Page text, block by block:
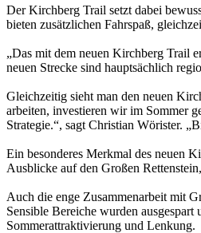
Der Kirchberg Trail setzt dabei
bieten zusätzlichen Fahrspaß,
„Das mit dem neuen Kirchberg Trail
neuen Strecke sind hauptsächlich
Gleichzeitig sieht man den neuen
arbeiten, investieren wir im Sommer
Strategie.“, sagt Christian Wörister.
Ein besonderes Merkmal des neuen
Ausblicke auf den Großen
Auch die enge Zusammenarbeit mit
Sensible Bereiche wurden
Sommerattraktivierung und Lenkung.